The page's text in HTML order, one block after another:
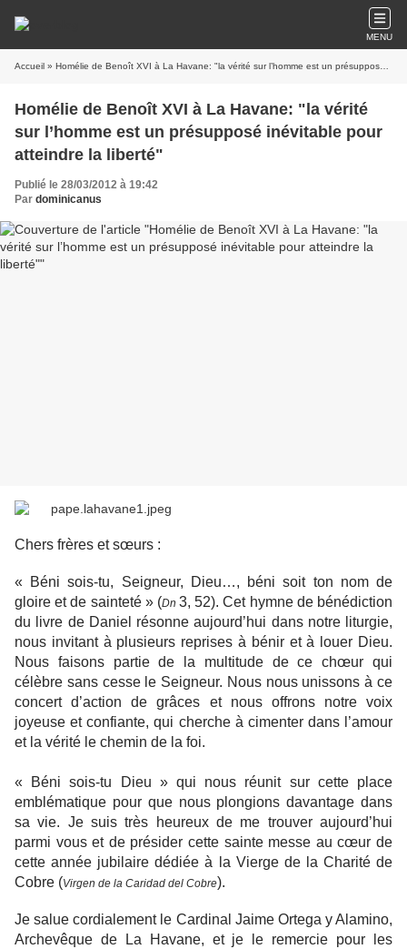
MENU
Accueil » Homélie de Benoît XVI à La Havane: "la vérité sur l’homme est un présupposé inévitable pour atteindre la liberté"
Homélie de Benoît XVI à La Havane: "la vérité
sur l’homme est un présupposé inévitable pour
atteindre la liberté"
Publié le 28/03/2012 à 19:42
Par dominicanus
Chers frères et sœurs :
« Béni sois-tu, Seigneur, Dieu…, béni soit ton nom de
gloire et de sainteté » (Dn3, 52). Cet hymne de bénédiction
du livre de Daniel résonne aujourd’hui dans notre liturgie,
nous invitant à plusieurs reprises à bénir et à louer Dieu.
Nous faisons partie de la multitude de ce chœur qui
célèbre sans cesse le Seigneur. Nous nous unissons à ce
concert d’action de grâces et nous offrons notre voix
joyeuse et confiante, qui cherche à cimenter dans l’amour
et la vérité le chemin de la foi.
« Béni sois-tu Dieu » qui nous réunit sur cette place
emblématique pour que nous plongions davantage dans
sa vie. Je suis très heureux de me trouver aujourd’hui
parmi vous et de présider cette sainte messe au cœur de
cette année jubilaire dédiée à la Vierge de la Charité de
Cobre (Virgen de la Caridad del Cobre).
Je salue cordialement le Cardinal Jaime Ortega y Alamino,
Archevêque de La Havane, et je le remercie pour les